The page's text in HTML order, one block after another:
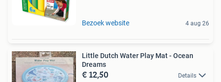
Bezoek website 4 aug 26
Little Dutch Water Play Mat - Ocean
Dreams
€ 12,50 Details